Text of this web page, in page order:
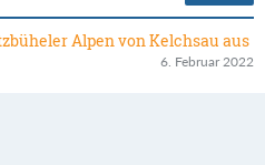
Alpen von Kelchsau aus
6. Februar 2022